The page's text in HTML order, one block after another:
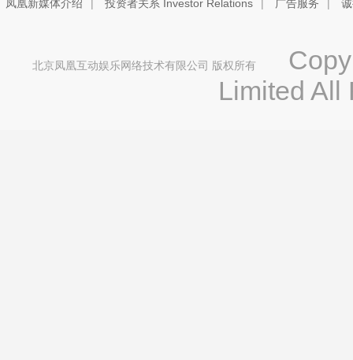
凤凰新媒体介绍 | 投资者关系 Investor Relations | 广告服务 |
北京凤凰互动娱乐网络技术有限公司 版权所有
Limited All